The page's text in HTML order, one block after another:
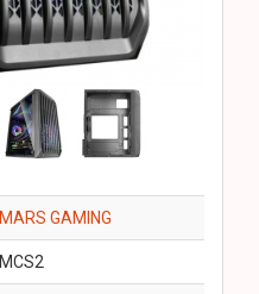
MARS GAMING
MCS2